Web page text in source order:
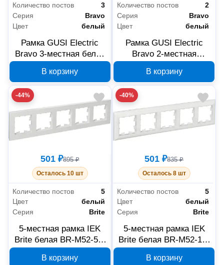
Количество постов
3
Серия
Bravo
Цвет
белый
Рамка GUSI Electric
Bravo 3-местная белая
В корзину
Количество постов
2
Серия
Bravo
Цвет
белый
Рамка GUSI Electric
Bravo 2-местная
В корзину
-44%
501 ₽895 ₽
Осталось 10 шт
Количество постов
5
Цвет
белый
Серия
Brite
5-местная рамка IEK
Brite белая BR-M52-51-
В корзину
-40%
501 ₽835 ₽
Осталось 8 шт
Количество постов
5
Цвет
белый
Серия
Brite
5-местная рамка IEK
Brite белая BR-M52-12-
В корзину